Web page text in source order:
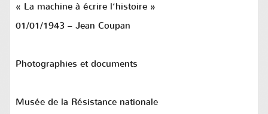
« La machine à écrire l’histoire »
01/01/1943 – Jean Coupan
Photographies et documents
Musée de la Résistance nationale